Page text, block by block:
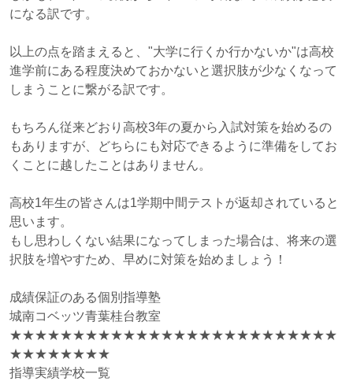
になる訳です。
以上の点を踏まえると、"大学に行くか行かないか"は高校
進学前にある程度決めておかないと選択肢が少なくなって
しまうことに繋がる訳です。
もちろん従来どおり高校3年の夏から入試対策を始めるの
もありますが、どちらにも対応できるように準備をしてお
くことに越したことはありません。
高校1年生の皆さんは1学期中間テストが返却されていると
思います。
もし思わしくない結果になってしまった場合は、将来の選
択肢を増やすため、早めに対策を始めましょう！
成績保証のある個別指導塾
城南コベッツ青葉桂台教室
★★★★★★★★★★★★★★★★★★★★★★★★★★
★★★★★★★★
指導実績学校一覧